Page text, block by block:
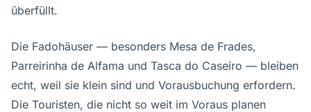
überfüllt.
Die Fadohäuser — besonders Mesa de Frades,
Parreirinha de Alfama und Tasca do Caseiro — bleiben
echt, weil sie klein sind und Vorausbuchung erfordern.
Die Touristen, die nicht so weit im Voraus planen